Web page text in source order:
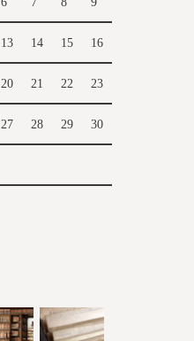
13 14 15 16
20 21 22 23
27 28 29 30